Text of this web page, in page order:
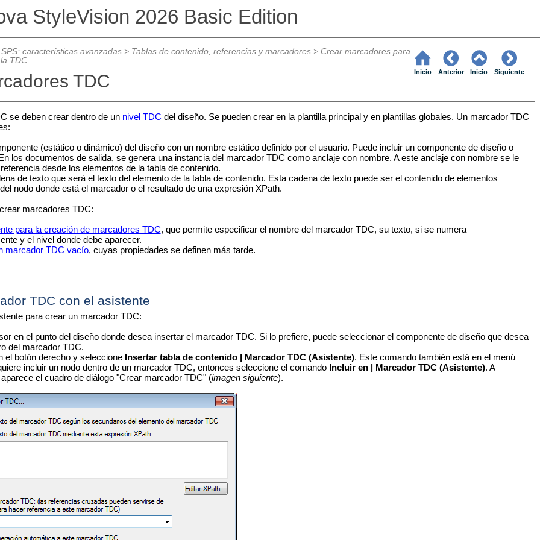
StyleVision 2026 Basic Edition
características avanzadas> Tablas de contenido, referencias y marcadores> Crear marcadores para
TDC
TDC Inicio Anterior Inicio Siguiente
se deben crear dentro de un nivel TDC del diseño. Se pueden crear en la plantilla principal y en plantillas globales. Un marcador TDC
(estático o dinámico) del diseño con un nombre estático definido por el usuario. Puede incluir un componente de diseño o
los documentos de salida, se genera una instancia del marcador TDC como anclaje con nombre. A este anclaje con nombre se le
desde los elementos de la tabla de contenido.
de texto que será el texto del elemento de la tabla de contenido. Esta cadena de texto puede ser el contenido de elementos
nodo donde está el marcador o el resultado de una expresión XPath.
marcadores TDC:
para la creación de marcadores TDC, que permite especificar el nombre del marcador TDC, su texto, si se numera
y el nivel donde debe aparecer.
marcador TDC vacío, cuyas propiedades se definen más tarde.
TDC con el asistente
para crear un marcador TDC:
en el punto del diseño donde desea insertar el marcador TDC. Si lo prefiere, puede seleccionar el componente de diseño que desea
del marcador TDC.
el botón derecho y seleccione Insertar tabla de contenido| Marcador TDC (Asistente). Este comando también está en el menú
incluir un nodo dentro de un marcador TDC, entonces seleccione el comando Incluir en| Marcador TDC (Asistente). A
el cuadro de diálogo "Crear marcador TDC" (imagen siguiente).